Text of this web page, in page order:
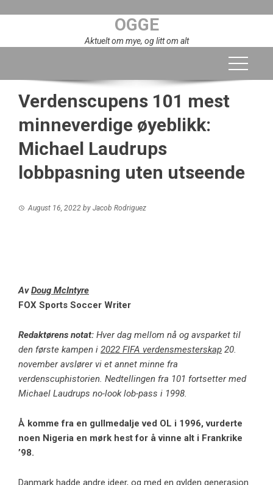
OGGE
Aktuelt om mye, og litt om alt
Verdenscupens 101 mest
minneverdige øyeblikk:
Michael Laudrups
lobbpasning uten utseende
August 16, 2022 by Jacob Rodriguez
AvDoug McIntyre
FOX Sports Soccer Writer
Redaktørens notat: Hver dag mellom nå og avsparket til
den første kampen i 2022 FIFA verdensmesterskap 20.
november avslører vi et annet minne fra
verdenscuphistorien. Nedtellingen fra 101 fortsetter med
Michael Laudrups no-look lob-pass i 1998.
Å komme fra en gullmedalje ved OL i 1996, vurderte
noen Nigeria en mørk hest for å vinne alt i Frankrike
’98.
Danmark hadde andre ideer, og med en gylden generasjon